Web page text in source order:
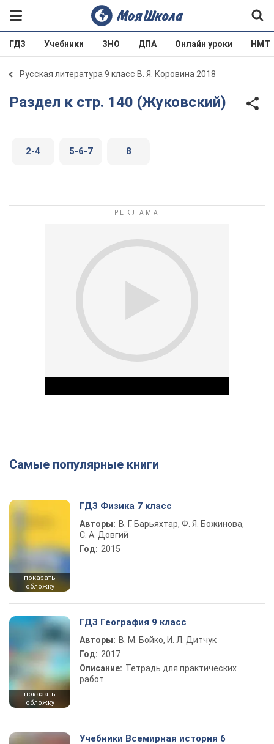
ГДЗ Учебники ЗНО ДПА Онлайн уроки НМТ
Русская литература 9 класс В. Я. Коровина 2018
Раздел к стр. 140 (Жуковский)
2-4 5-6-7 8
Play Video
Самые популярные книги
показать
обложку
ГДЗ Физика 7 класс
Авторы: В. Г. Барьяхтар, Ф. Я. Божинова,
С. А. Довгий
Год: 2015
показать
обложку
ГДЗ География 9 класс
Авторы: В. М. Бойко, И. Л. Дитчук
Год: 2017
Описание: Тетрадь для практических
работ
Учебники Всемирная история 6